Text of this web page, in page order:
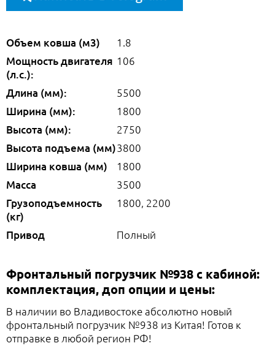
Объем ковша (м3) 1.8
Мощность двигателя
(л.с.):
106
Длина (мм): 5500
Ширина (мм): 1800
Высота (мм): 2750
Высота подъема (мм)3800
Ширина ковша (мм) 1800
Масса 3500
Грузоподъемность
(кг)
1800, 2200
Привод Полный
Фронтальный погрузчик №938 с кабиной:
комплектация, доп опции и цены:
В наличии во Владивостоке абсолютно новый
фронтальный погрузчик №938 из Китая! Готов к
отправке в любой регион РФ!